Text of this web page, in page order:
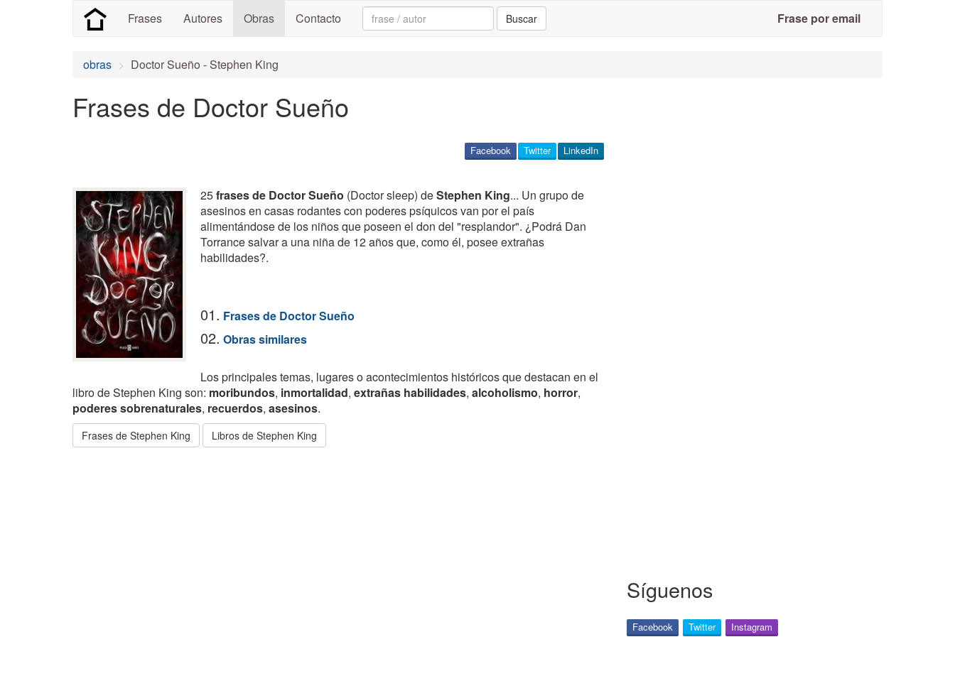
Frases Autores Obras Contacto Search: Buscar Frase por email
obras Doctor Sueño - Stephen King
Frases de Doctor Sueño
LinkedIn
Twitter
Facebook
25frases de Doctor Sueño (Doctor sleep) deStephen King... Un grupo de
asesinos en casas rodantes con poderes psíquicos van por el país
alimentándose de los niños que poseen el don del "resplandor". ¿Podrá Dan
Torrance salvar a una niña de 12 años que, como él, posee extrañas
habilidades?.
01. Frases de Doctor Sueño
02. Obras similares
Los principales temas, lugares o acontecimientos históricos que destacan en el
libro de Stephen King son: moribundos, inmortalidad, extrañas habilidades, alcoholismo, horror,
poderes sobrenaturales, recuerdos, asesinos.
Frases de Stephen King Libros de Stephen King
Síguenos
Facebook Twitter Instagram